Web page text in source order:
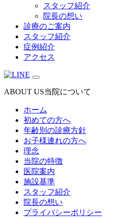
スタッフ紹介
院長の想い
診療のご案内
スタッフ紹介
症例紹介
アクセス
ABOUT US当院について
ホーム
初めての方へ
年齢別の診療方針
お子様連れの方へ
理念
当院の特徴
医院案内
施設基準
スタッフ紹介
院長の想い
プライバシーポリシー